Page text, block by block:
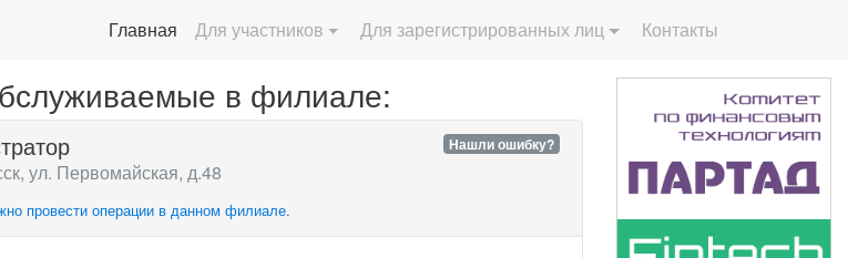
Главная(current)
Для участников Для зарегистрированных лиц Контакты
в филиале:
Нашли ошибку?
ул. Первомайская, д.48
провести операции в данном филиале.